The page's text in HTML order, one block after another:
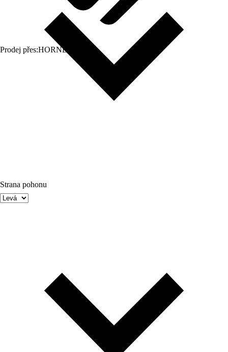
Prodej přes:HORNBACH
Strana pohonu